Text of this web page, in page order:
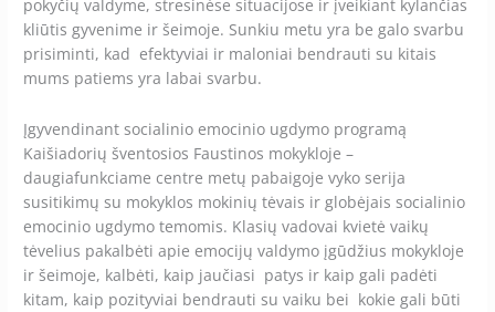
pokyčių valdyme, stresinėse situacijose ir įveikiant kylančias
kliūtis gyvenime ir šeimoje. Sunkiu metu yra be galo svarbu
prisiminti, kad efektyviai ir maloniai bendrauti su kitais
mums patiems yra labai svarbu.
Įgyvendinant socialinio emocinio ugdymo programą
Kaišiadorių šventosios Faustinos mokykloje –
daugiafunkciame centre metų pabaigoje vyko serija
susitikimų su mokyklos mokinių tėvais ir globėjais socialinio
emocinio ugdymo temomis. Klasių vadovai kvietė vaikų
tėvelius pakalbėti apie emocijų valdymo įgūdžius mokykloje
ir šeimoje, kalbėti, kaip jaučiasi patys ir kaip gali padėti
kitam, kaip pozityviai bendrauti su vaiku bei kokie gali būti